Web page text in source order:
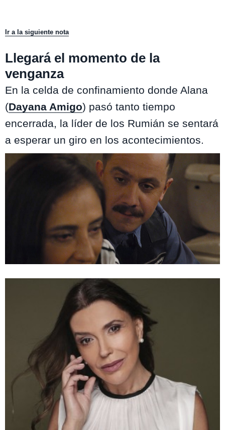
Ir a la siguiente nota
Llegará el momento de la
venganza
En la celda de confinamiento donde Alana
(Dayana Amigo) pasó tanto tiempo
encerrada, la líder de los Rumián se sentará
a esperar un giro en los acontecimientos.